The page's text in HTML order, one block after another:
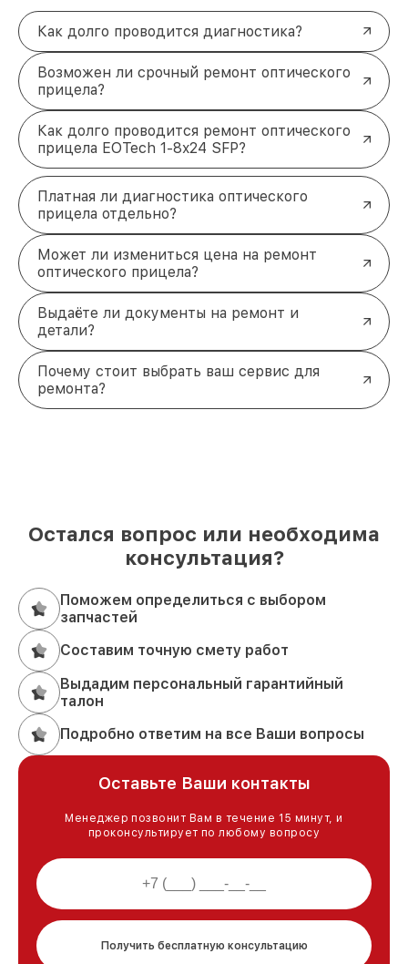
Как долго проводится диагностика?
Возможен ли срочный ремонт оптического
прицела?
Как долго проводится ремонт оптического
прицела EOTech 1-8x24 SFP?
Платная ли диагностика оптического
прицела отдельно?
Может ли измениться цена на ремонт
оптического прицела?
Выдаёте ли документы на ремонт и
детали?
Почему стоит выбрать ваш сервис для
ремонта?
Остался вопрос или необходима
консультация?
Поможем определиться с выбором
запчастей
Составим точную смету работ
Выдадим персональный гарантийный
талон
Подробно ответим на все Ваши вопросы
Оставьте Ваши контакты
Менеджер позвонит Вам в течение 15 минут, и
проконсультирует по любому вопросу
Получить бесплатную консультацию